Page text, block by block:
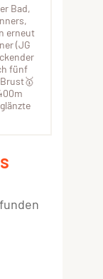
Bad,
erneut
(JG
fünf